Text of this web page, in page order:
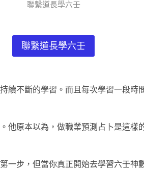
聯繫道長學六壬
聯繫道長學六壬
續不斷的學習。而且每次學習一段
他原本以為，做職業預測占卜是這
一步，但當你真正開始去學習六壬